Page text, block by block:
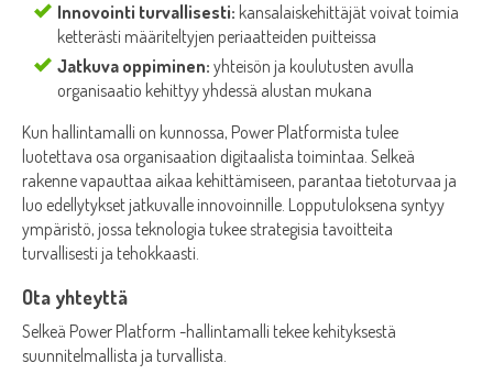
Innovointi turvallisesti: kansalaiskehittäjät voivat toimia
ketterästi määriteltyjen periaatteiden puitteissa
Jatkuva oppiminen: yhteisön ja koulutusten avulla
organisaatio kehittyy yhdessä alustan mukana
Kun hallintamalli on kunnossa, Power Platformista tulee
luotettava osa organisaation digitaalista toimintaa. Selkeä
rakenne vapauttaa aikaa kehittämiseen, parantaa tietoturvaa ja
luo edellytykset jatkuvalle innovoinnille. Lopputuloksena syntyy
ympäristö, jossa teknologia tukee strategisia tavoitteita
turvallisesti ja tehokkaasti.
Ota yhteyttä
Selkeä Power Platform -hallintamalli tekee kehityksestä
suunnitelmallista ja turvallista.